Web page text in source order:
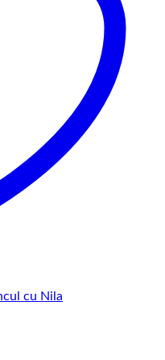
cu Nila